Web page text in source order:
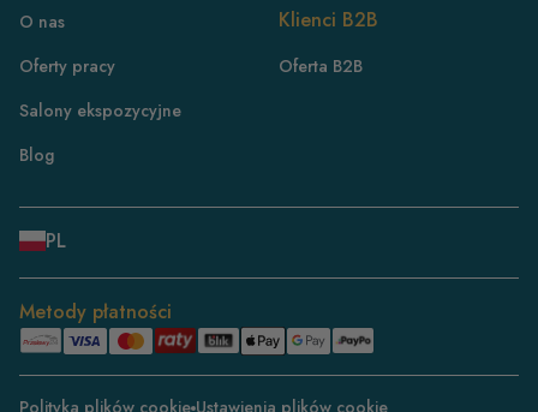
O nas
Oferty pracy
Salony ekspozycyjne
Blog
Klienci B2B
Oferta B2B
PL
DE
FR
CH/DE
ES
BE/NL
BE/FR
Metody płatności
Polityka plików cookie Ustawienia plików cookie